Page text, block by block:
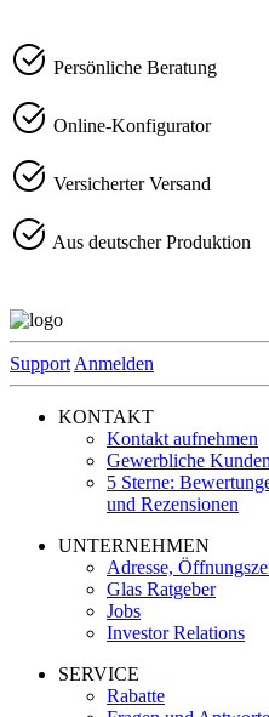
Persönliche Beratung
Online-Konfigurator
Versicherter Versand
Aus deutscher Produktion
Support Anmelden
KONTAKT
Kontakt aufnehmen
Gewerbliche
5 Sterne:
und Rezensionen
UNTERNEHMEN
Adresse,
Glas Ratgeber
Jobs
Investor Relations
SERVICE
Rabatte